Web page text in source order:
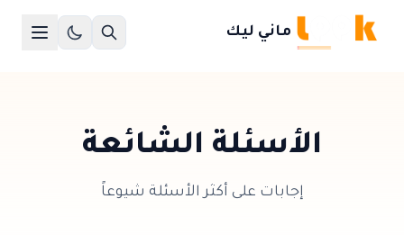
ماني ليك
الأسئلة الشائعة
إجابات على أكثر الأسئلة شيوعاً